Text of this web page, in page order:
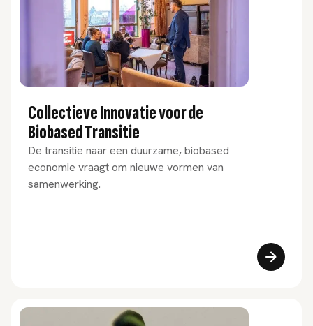
Collectieve Innovatie voor de
Biobased Transitie
De transitie naar een duurzame, biobased
economie vraagt om nieuwe vormen van
samenwerking.